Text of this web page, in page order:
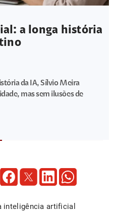
a longa história
da IA, Sílvio Meira
mas sem ilusões de
inteligência artificial